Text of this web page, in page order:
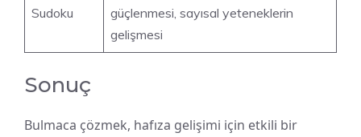
Sudoku
güçlenmesi, sayısal yeteneklerin
gelişmesi
Sonuç
Bulmaca çözmek, hafıza gelişimi için etkili bir